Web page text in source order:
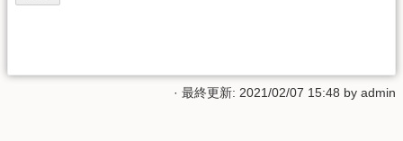
· 最終更新: 2021/02/07 15:48 by admin